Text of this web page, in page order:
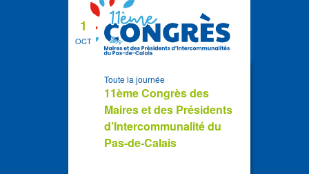
OCT
1
11ème Congrès des
Maires et des Présidents
d’Intercommunalité du
Pas-de-Calais
Toute la journée